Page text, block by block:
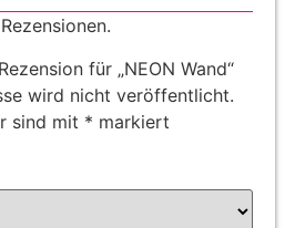
für „NEON Wand“
wird nicht veröffentlicht.
sind mit * markiert